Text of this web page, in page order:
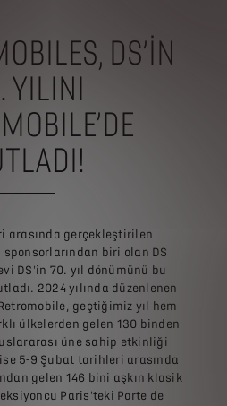
DS’İN
YILINI
arasında gerçekleştirilen
biri olan DS
DS'in 70. yıl dönümünü bu
2024 yılında düzenlenen
geçtiğimiz yıl hem
ülkelerden gelen 130 binden
üne sahip etkinliği
5-9 Şubat tarihleri arasında
gelen 146 bini aşkın klasik
Paris'teki Porte de